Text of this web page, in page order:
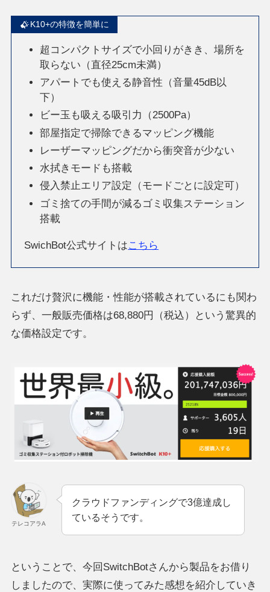
K10+の特徴を簡単に
超コンパクトサイズで小回りがきき、場所を
取らない（直径25cm未満）
アパートでも使える静音性（音量45dB以
下）
ビー玉も吸える吸引力（2500Pa）
部屋指定で掃除できるマッピング機能
レーザーマッピングだから衝突音が少ない
水拭きモードも搭載
侵入禁止エリア設定（モードごとに設定可）
ゴミ捨ての手間が減るゴミ収集ステーション
搭載
SwichBot公式サイトはこちら
これだけ贅沢に機能・性能が搭載されているにも関わ
らず、一般販売価格は68,880円（税込）という驚異的
な価格設定です。
テレコアラA
クラウドファンディングで3億達成し
ているそうです。
ということで、今回SwitchBotさんから製品をお借り
しましたので、実際に使ってみた感想を紹介していき